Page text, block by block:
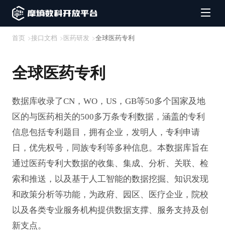
首页 接口文档 医药研发 全球医药专利
全球医药专利
数据库收录了CN，WO，US，GB等50多个国家及地
区的与医药相关的500多万条专利数据，涵盖的专利
信息包括专利题目，拥有企业，发明人，专利申请
日，优先权号，同族专利等多种信息。本数据库旨在
通过医药专利大数据的收集、集成、分析、关联、检
索和推送，以及基于人工智能的数据挖掘、知识发现
和政策分析等功能，为政府、园区、医疗企业，院校
以及各类专业服务机构提供数据支撑、服务支持及创
新支点。